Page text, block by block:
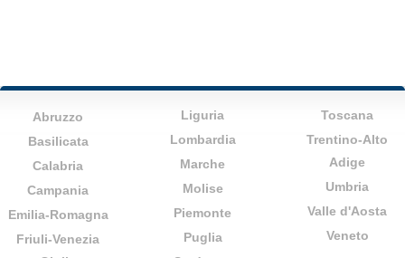
Abruzzo
Basilicata
Calabria
Campania
Emilia-Romagna
Friuli-Venezia
Liguria
Lombardia
Marche
Molise
Piemonte
Puglia
Toscana
Trentino-Alto
Adige
Umbria
Valle d'Aosta
Veneto